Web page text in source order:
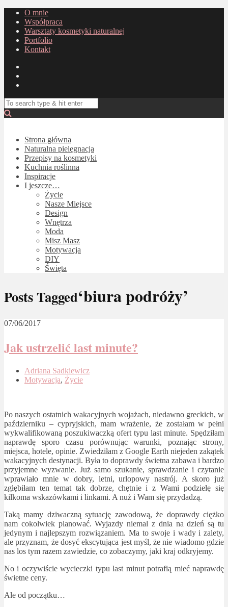
O mnie
Współpraca
Warsztaty kosmetyki naturalnej
Portfolio
Kontakt
Strona główna
Naturalna pielęgnacja
Przepisy na kosmetyki
Kuchnia roślinna
Inspiracje
I jeszcze…
Życie
Nasze Miejsce
Design
Wnętrza
Moda
Misz Masz
Motywacja
DIY
Święta
Posts Tagged‘biura podróży’
07/06/2017
Jak ustrzelić last minute?
Adriana Sadkiewicz
Motywacja, Życie
Po naszych ostatnich wakacyjnych wojażach, niedawno greckich, w
październiku – cypryjskich, mam wrażenie, że zostałam w pełni
wykwalifikowaną poszukiwaczką ofert typu last minute. Spędziłam
naprawdę sporo czasu porównując warunki, poznając strony,
miejsca, hotele, opinie. Zwiedziłam z Google Earth niejeden zakątek
wakacyjnych destynacji. Była to doprawdy świetna zabawa i bardzo
przyjemne wyzwanie. Już samo szukanie, sprawdzanie i czytanie
wprawiało mnie w dobry, letni, urlopowy nastrój. A skoro już
zgłębiłam ten temat tak dobrze, chętnie i z Wami podzielę się
kilkoma wskazówkami i linkami. A nuż i Wam się przydadzą.
Taką mamy dziwaczną sytuację zawodową, że doprawdy ciężko
nam cokolwiek planować. Wyjazdy niemal z dnia na dzień są tu
jedynym i najlepszym rozwiązaniem. Ma to swoje i wady i zalety,
ale przyznam, że dosyć ekscytująca jest myśl, że nie wiadomo gdzie
nas los tym razem zawiedzie, co zobaczymy, jaki kraj odkryjemy.
No i oczywiście wycieczki typu last minut potrafią mieć naprawdę
świetne ceny.
Ale od początku…